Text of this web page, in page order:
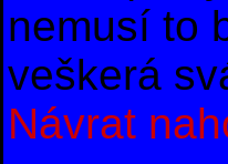
nemusí to
veškerá
Návrat